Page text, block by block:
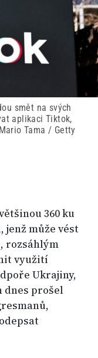
smět na svých
aplikaci Tiktok,
Tama / Getty
360 ku
jenž může vést
rozsáhlým
využití
Ukrajiny,
dnes prošel